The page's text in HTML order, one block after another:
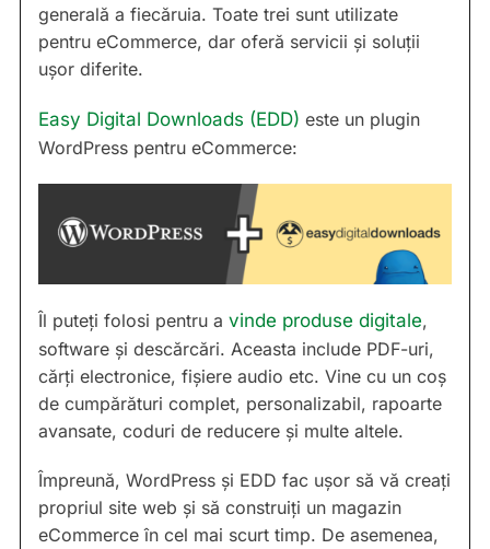
generală a fiecăruia. Toate trei sunt utilizate
pentru eCommerce, dar oferă servicii și soluții
ușor diferite.
Easy Digital Downloads (EDD) este un plugin
WordPress pentru eCommerce:
Îl puteți folosi pentru a vinde produse digitale,
software și descărcări. Aceasta include PDF-uri,
cărți electronice, fișiere audio etc. Vine cu un coș
de cumpărături complet, personalizabil, rapoarte
avansate, coduri de reducere și multe altele.
Împreună, WordPress și EDD fac ușor să vă creați
propriul site web și să construiți un magazin
eCommerce în cel mai scurt timp. De asemenea,